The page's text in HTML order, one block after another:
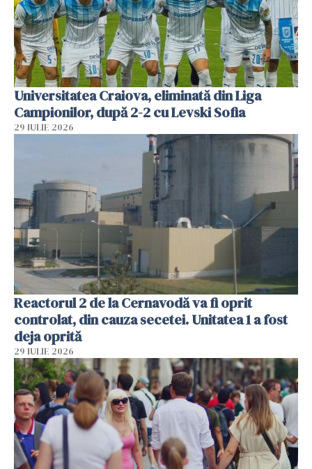
Universitatea Craiova, eliminată din Liga
Campionilor, după 2-2 cu Levski Sofia
29 IULIE 2026
Reactorul 2 de la Cernavodă va fi oprit
controlat, din cauza secetei. Unitatea 1 a fost
deja oprită
29 IULIE 2026